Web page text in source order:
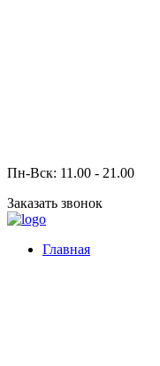
Пн-Вск: 11.00 - 21.00
Заказать звонок
Главная